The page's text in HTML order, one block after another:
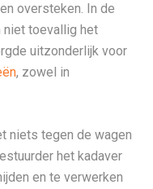
oversteken. In de
niet toevallig het
uitzonderlijk voor
, zowel in
niets tegen de wagen
het kadaver
en te verwerken